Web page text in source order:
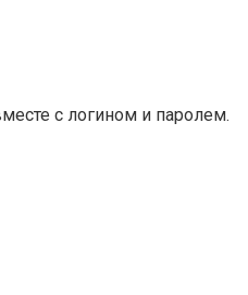
с логином и паролем.